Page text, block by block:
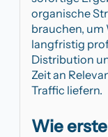
organische
brauchen,
langfristig
Distribution
Zeit an
Traffic liefern.
Wie